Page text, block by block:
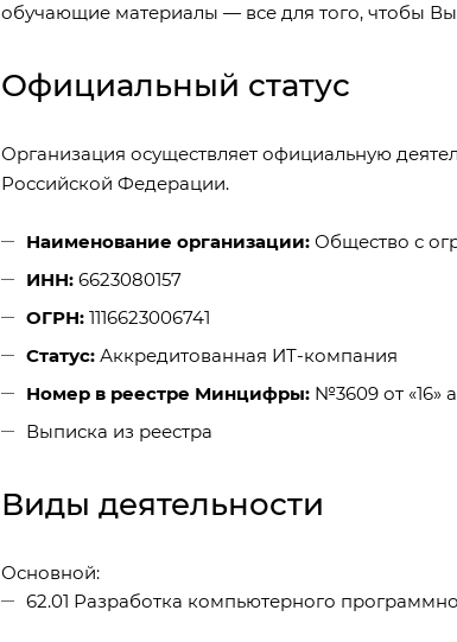
обучающие материалы — все для того, чтобы
Официальный статус
Организация осуществляет официальную
Российской Федерации.
Наименование организации: Общество с
ИНН: 6623080157
ОГРН: 1116623006741
Статус: Аккредитованная ИТ-компания
Номер в реестре Минцифры: №3609 от «16»
Выписка из реестра
Виды деятельности
Основной:
62.01 Разработка компьютерного